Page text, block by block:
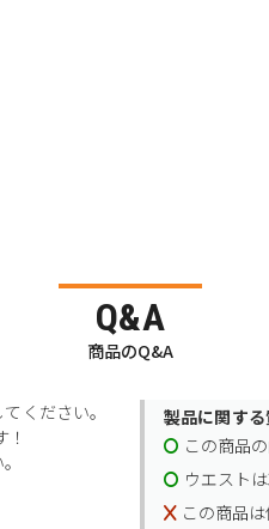
Q&A
商品のQ&A
ください。
製品に関す
この商品
ウエスト
この商品